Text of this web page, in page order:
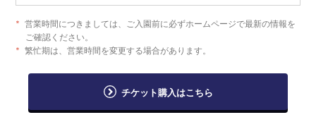
＊
営業時間につきましては、ご入園前に必ずホームページで最新の情報を
ご確認ください。
＊ 繁忙期は、営業時間を変更する場合があります。
チケット購入はこちら